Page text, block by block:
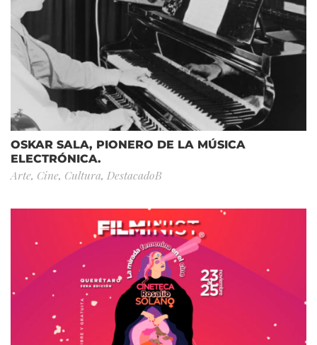
OSKAR SALA, PIONERO DE LA MÚSICA
ELECTRÓNICA.
Arte, Cine, Cultura, DestacadoB